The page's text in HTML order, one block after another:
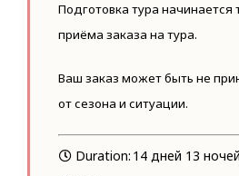
Подготовка тура начинается
приёма заказа на тура.
Ваш заказ может быть не
от сезона и ситуации.
Duration: 14 дней 13 ночей